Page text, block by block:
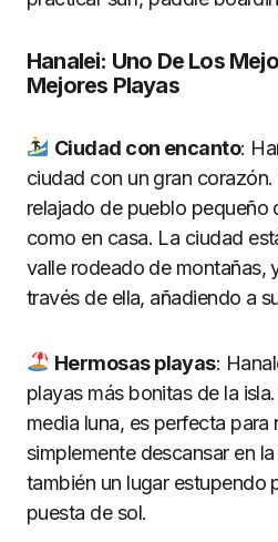
Hanalei: Uno De Los
Mejores Playas
Ciudad con encanto:
ciudad con un gran
relajado de pueblo pequeño
como en casa. La ciudad
valle rodeado de montañas,
través de ella, añadiendo a
Hermosas playas:
playas más bonitas de la
media luna, es perfecta para
simplemente descansar en
también un lugar estupendo
puesta de sol.